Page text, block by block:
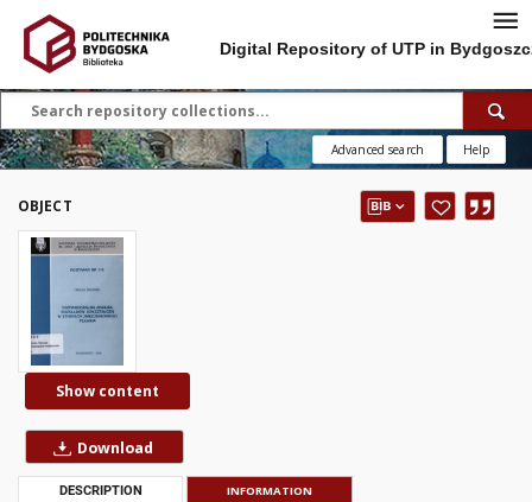
Digital Repository of UTP in
Advanced search Help
OBJECT
Show content
Download
DESCRIPTION INFORMATION